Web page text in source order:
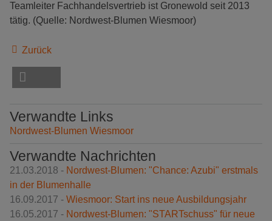
Teamleiter Fachhandelsvertrieb ist Gronewold seit 2013
tätig. (Quelle: Nordwest-Blumen Wiesmoor)
Zurück
Verwandte Links
Nordwest-Blumen Wiesmoor
Verwandte Nachrichten
21.03.2018 - Nordwest-Blumen: "Chance: Azubi" erstmals
in der Blumenhalle
16.09.2017 - Wiesmoor: Start ins neue Ausbildungsjahr
16.05.2017 - Nordwest-Blumen: "STARTschuss" für neue